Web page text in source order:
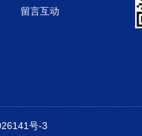
留言互动
号-3